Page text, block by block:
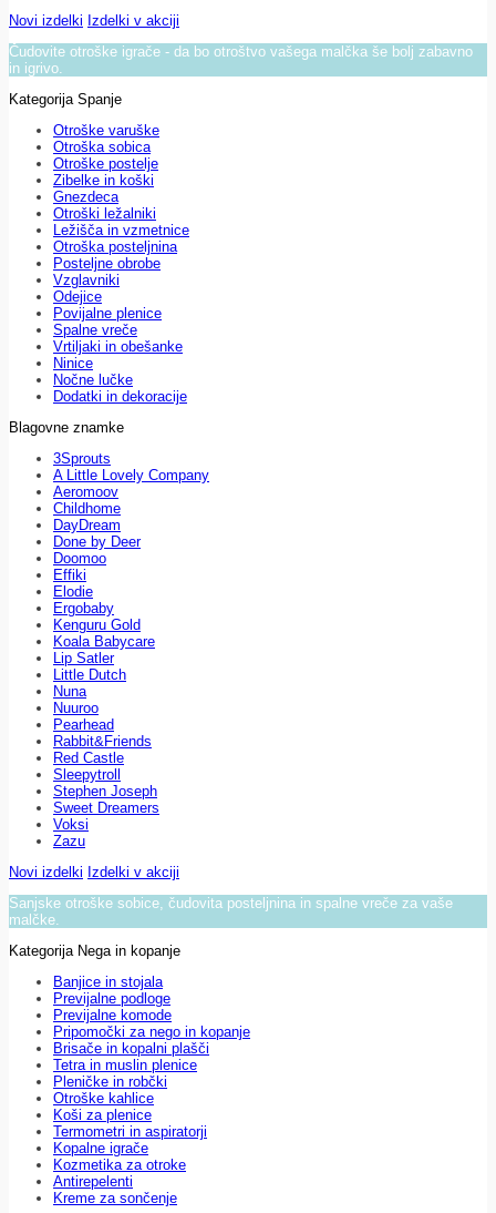
Novi izdelki Izdelki v akciji
Čudovite otroške igrače - da bo otroštvo vašega malčka še bolj zabavno
in igrivo.
Kategorija Spanje
Otroške varuške
Otroška sobica
Otroške postelje
Zibelke in koški
Gnezdeca
Otroški ležalniki
Ležišča in vzmetnice
Otroška posteljnina
Posteljne obrobe
Vzglavniki
Odejice
Povijalne plenice
Spalne vreče
Vrtiljaki in obešanke
Ninice
Nočne lučke
Dodatki in dekoracije
Blagovne znamke
3Sprouts
A Little Lovely Company
Aeromoov
Childhome
DayDream
Done by Deer
Doomoo
Effiki
Elodie
Ergobaby
Kenguru Gold
Koala Babycare
Lip Satler
Little Dutch
Nuna
Nuuroo
Pearhead
Rabbit&Friends
Red Castle
Sleepytroll
Stephen Joseph
Sweet Dreamers
Voksi
Zazu
Novi izdelki Izdelki v akciji
Sanjske otroške sobice, čudovita posteljnina in spalne vreče za vaše
malčke.
Kategorija Nega in kopanje
Banjice in stojala
Previjalne podloge
Previjalne komode
Pripomočki za nego in kopanje
Brisače in kopalni plašči
Tetra in muslin plenice
Pleničke in robčki
Otroške kahlice
Koši za plenice
Termometri in aspiratorji
Kopalne igrače
Kozmetika za otroke
Antirepelenti
Kreme za sončenje